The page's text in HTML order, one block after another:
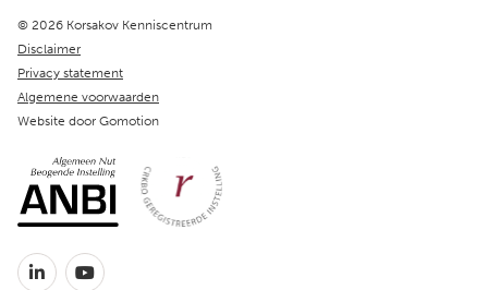
Copyright navigation
© 2026 Korsakov Kenniscentrum
Disclaimer
Privacy statement
Algemene voorwaarden
Website door Gomotion